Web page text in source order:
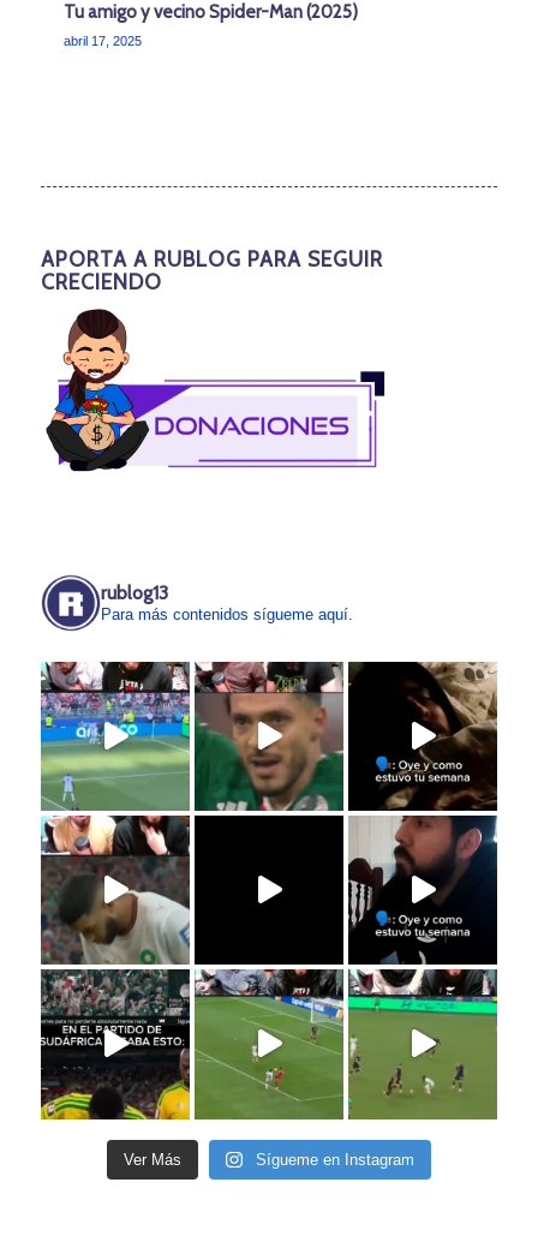
Tu amigo y vecino Spider-Man (2025)
abril 17, 2025
APORTA A RUBLOG PARA SEGUIR
CRECIENDO
rublog13
Para más contenidos sígueme aquí.
Ver Más Sígueme en Instagram